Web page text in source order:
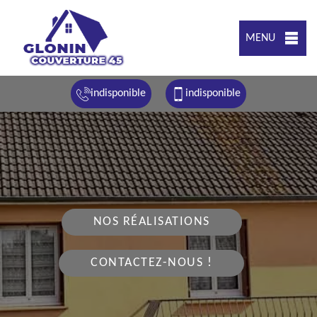
MENU
indisponible indisponible
NOS RÉALISATIONS
CONTACTEZ-NOUS !